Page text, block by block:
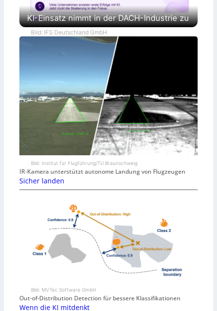
KI-Einsatz nimmt in der DACH-Industrie zu
Bild: IFS Deutschland GmbH
Bild: Institut für Flugführung/TU Braunschweig
IR-Kamera unterstützt autonome Landung von Flugzeugen
Sicher landen
Bild: MVTec Software GmbH
Out-of-Distribution Detection für bessere Klassifikationen
Wenn die KI mitdenkt